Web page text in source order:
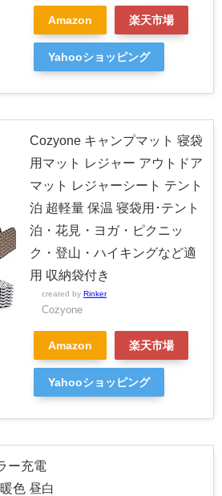
Amazon 楽天市場
Yahooショッピング
Cozyone キャンプマット 寝袋
用マット レジャー アウトドア
マット レジャーシート テント
泊 超軽量 保温 寝袋用･テント
泊・花見・ヨガ・ピクニッ
ク・登山・ハイキングなど適
用 収納袋付き
created by Rinker
Cozyone
Amazon 楽天市場
Yahooショッピング
ー充電
色 昼白